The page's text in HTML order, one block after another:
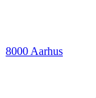
8000 Aarhus